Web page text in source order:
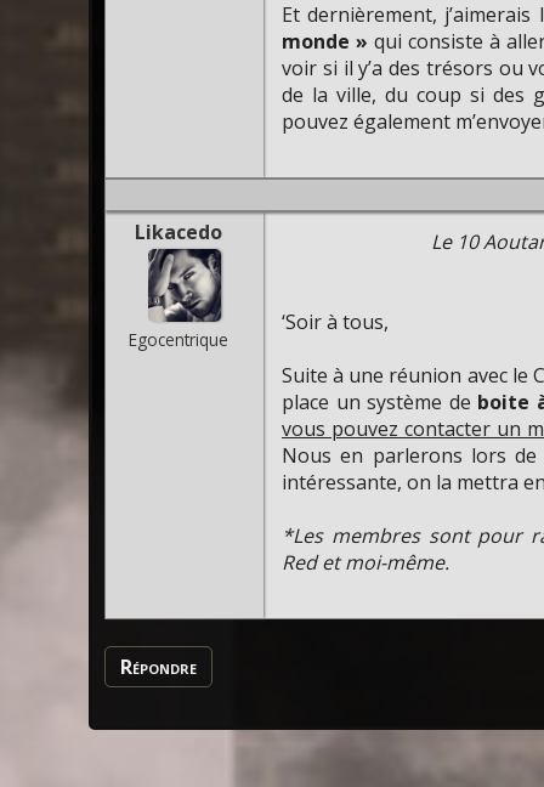
Et dernièrement,
monde » qui consiste à
voir si il y’a des trésors ou
de la ville, du coup si des
pouvez également
Likacedo
Egocentrique
Le 10
‘Soir à tous,
Suite à une réunion avec le
place un système de boite
vous pouvez contacter un
Nous en parlerons lors
intéressante, on la mettra
*Les membres sont pour
Red et moi-même.
Répondre